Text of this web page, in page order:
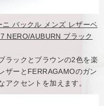
バックル メンズ レザーベ
NERO/AUBURN ブラック
ラックとブラウンの2色を楽
ザーとFERRAGAMOのガン
クセントを加えます。